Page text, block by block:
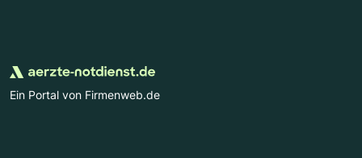
Ein Portal von Firmenweb.de